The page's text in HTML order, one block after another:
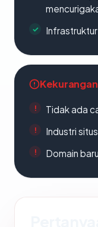
Kekurangan
Tidak ada
Industri
Domain